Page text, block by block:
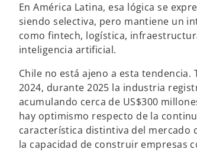
En América Latina, esa lógica se
siendo selectiva, pero mantiene un
como fintech, logística,
inteligencia artificial.
Chile no está ajeno a esta
2024, durante 2025 la industria
acumulando cerca de US$300
hay optimismo respecto de la
característica distintiva del mercado
la capacidad de construir empresas